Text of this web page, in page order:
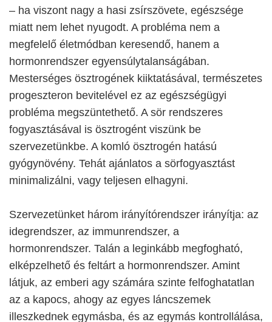
– ha viszont nagy a hasi zsírszövete, egészsége
miatt nem lehet nyugodt. A probléma nem a
megfelelő életmódban keresendő, hanem a
hormonrendszer egyensúlytalanságában.
Mesterséges ösztrogének kiiktatásával, természetes
progeszteron bevitelével ez az egészségügyi
probléma megszüntethető. A sör rendszeres
fogyasztásával is ösztrogént viszünk be
szervezetünkbe. A komló ösztrogén hatású
gyógynövény. Tehát ajánlatos a sörfogyasztást
minimalizálni, vagy teljesen elhagyni.
Szervezetünket három irányítórendszer irányítja: az
idegrendszer, az immunrendszer, a
hormonrendszer. Talán a leginkább megfogható,
elképzelhető és feltárt a hormonrendszer. Amint
látjuk, az emberi agy számára szinte felfoghatatlan
az a kapocs, ahogy az egyes láncszemek
illeszkednek egymásba, és az egymás kontrollálása,